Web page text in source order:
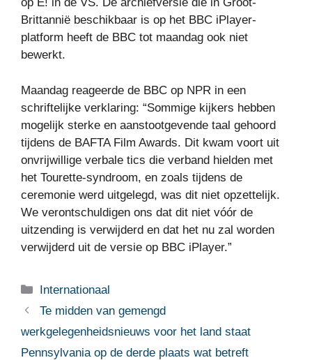
Brittannië beschikbaar is op het BBC iPlayer-
platform heeft de BBC tot maandag ook niet
bewerkt.
Maandag reageerde de BBC op NPR in een
schriftelijke verklaring: “Sommige kijkers hebben
mogelijk sterke en aanstootgevende taal gehoord
tijdens de BAFTA Film Awards. Dit kwam voort uit
onvrijwillige verbale tics die verband hielden met
het Tourette-syndroom, en zoals tijdens de
ceremonie werd uitgelegd, was dit niet opzettelijk.
We verontschuldigen ons dat dit niet vóór de
uitzending is verwijderd en dat het nu zal worden
verwijderd uit de versie op BBC iPlayer.”
Categorieën
Internationaal
Te midden van gemengd
werkgelegenheidsnieuws voor het land staat
Pennsylvania op de derde plaats wat betreft